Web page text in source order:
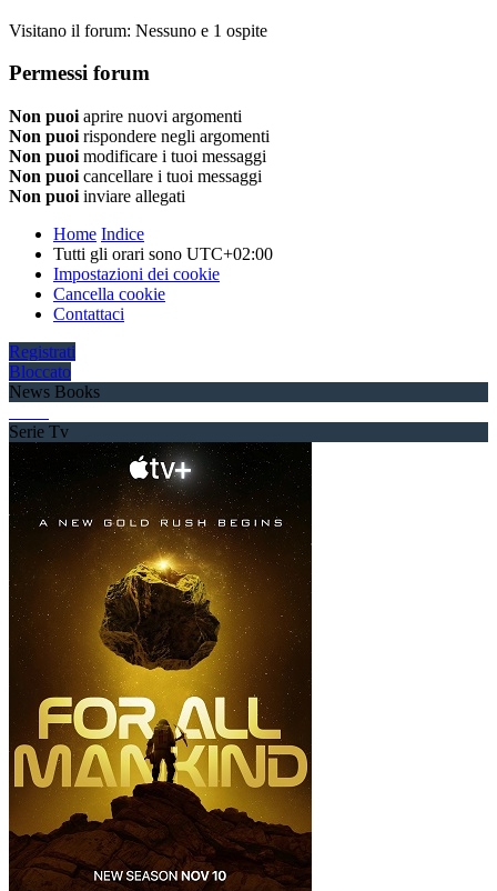
Visitano il forum: Nessuno e 1 ospite
Permessi forum
Non puoi aprire nuovi argomenti
Non puoi rispondere negli argomenti
Non puoi modificare i tuoi messaggi
Non puoi cancellare i tuoi messaggi
Non puoi inviare allegati
Home Indice
Tutti gli orari sono UTC+02:00
Impostazioni dei cookie
Cancella cookie
Contattaci
Registrati
Bloccato
News Books
Serie Tv